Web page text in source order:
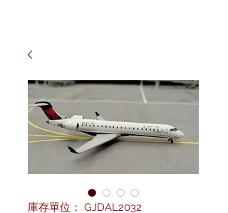
庫存單位： GJDAL2032